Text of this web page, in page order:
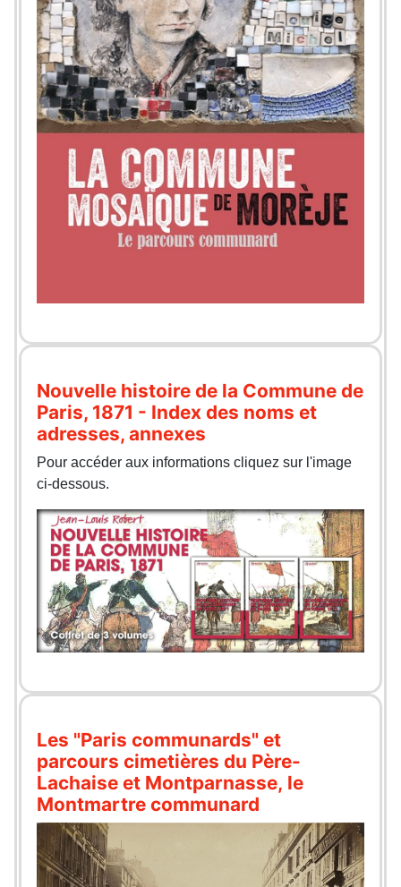
Nouvelle histoire de la Commune de
Paris, 1871 - Index des noms et
adresses, annexes
Pour accéder aux informations cliquez sur l'image
ci-dessous.
Les "Paris communards" et
parcours cimetières du Père-
Lachaise et Montparnasse, le
Montmartre communard